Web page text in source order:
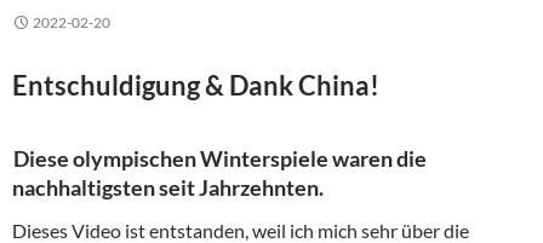
2022-02-20
Entschuldigung & Dank China!
Diese olympischen Winterspiele waren die
nachhaltigsten seit Jahrzehnten.
Dieses Video ist entstanden, weil ich mich sehr über die